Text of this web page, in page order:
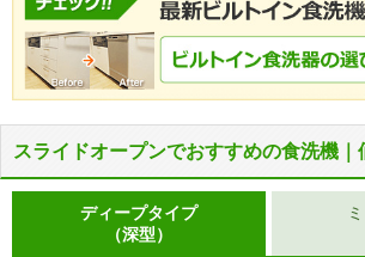
スライドオープンでおすすめの食洗機｜
ディープタイプ
（深型）